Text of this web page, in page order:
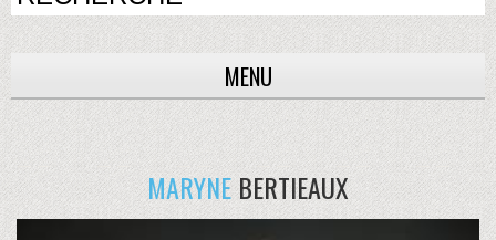
MENU
MARYNEBERTIEAUX